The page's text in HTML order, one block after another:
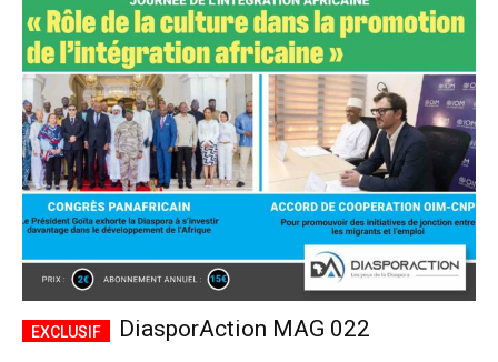
DiasporAction MAG 022